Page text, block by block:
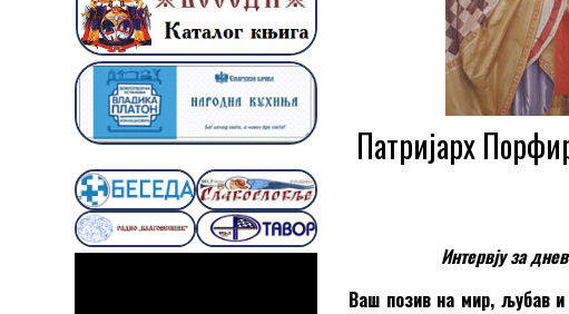
Патријарх
Интервју за
Ваш позив на мир, љубав и